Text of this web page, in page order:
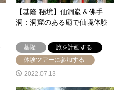
【基隆 秘境】仙洞巌＆佛手
洞：洞窟のある廟で仙境体験
基隆
旅を計画する
体験ツアーに参加する
2022.07.13